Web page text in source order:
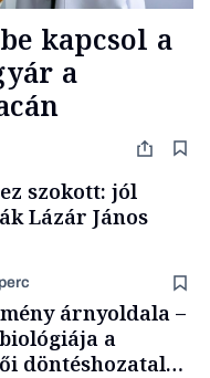
kapcsol a
a
szokott: jól
Lázár János
árnyoldala –
a
döntéshozatal